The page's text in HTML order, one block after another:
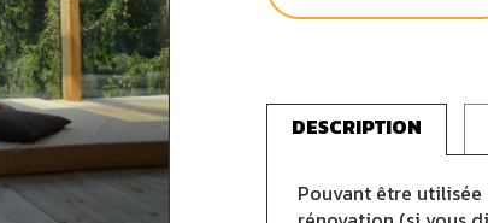
DESCRIPTION
Pouvant être utilisée